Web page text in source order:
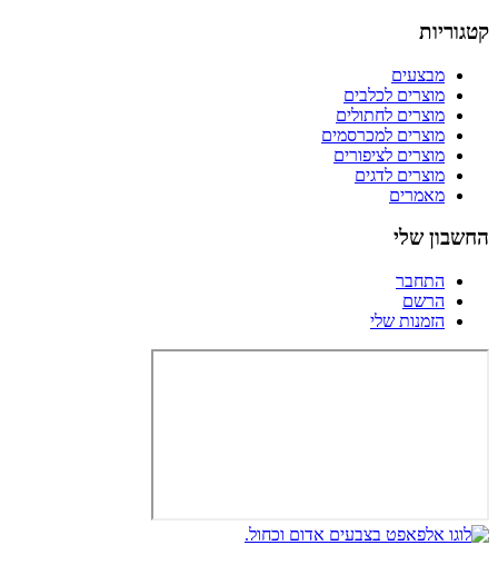
קטגוריות
מבצעים
מוצרים לכלבים
מוצרים לחתולים
מוצרים למכרסמים
מוצרים לציפורים
מוצרים לדגים
מאמרים
החשבון שלי
התחבר
הרשם
הזמנות שלי